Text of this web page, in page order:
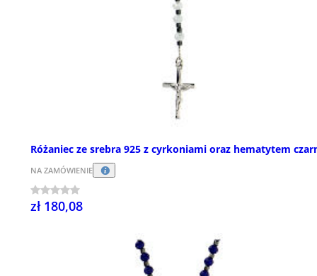
Różaniec ze srebra 925 z cyrkoniami oraz hematytem
NA ZAMÓWIENIE
zł 180,08